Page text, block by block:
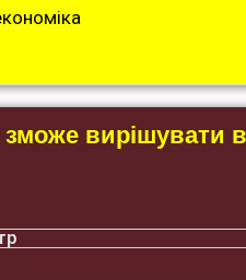
зможе вирішувати